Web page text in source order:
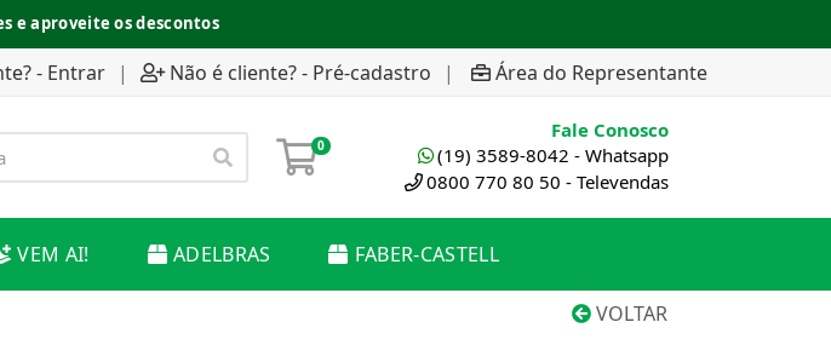
e aproveite os descontos
- Entrar | Não é cliente? - Pré-cadastro | Área do Representante
0
Fale Conosco
(19) 3589-8042 - Whatsapp
0800 770 80 50 - Televendas
VEM AI! ADELBRAS FABER-CASTELL
VOLTAR